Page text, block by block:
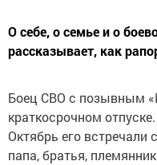
О себе, о семье и о
рассказывает, как
Боец СВО с позывным
краткосрочном
Октябрь его
папа, братья,